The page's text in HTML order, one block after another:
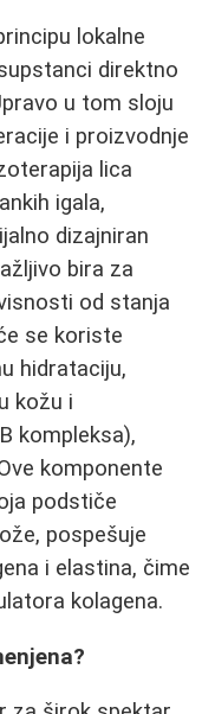
lokalne
direktno
u tom sloju
i proizvodnje
lica
igala,
dizajniran
bira za
od stanja
se koriste
hidrataciju,
kožu i
kompleksa),
komponente
podstiče
pospešuje
i elastina, čime
kolagena.